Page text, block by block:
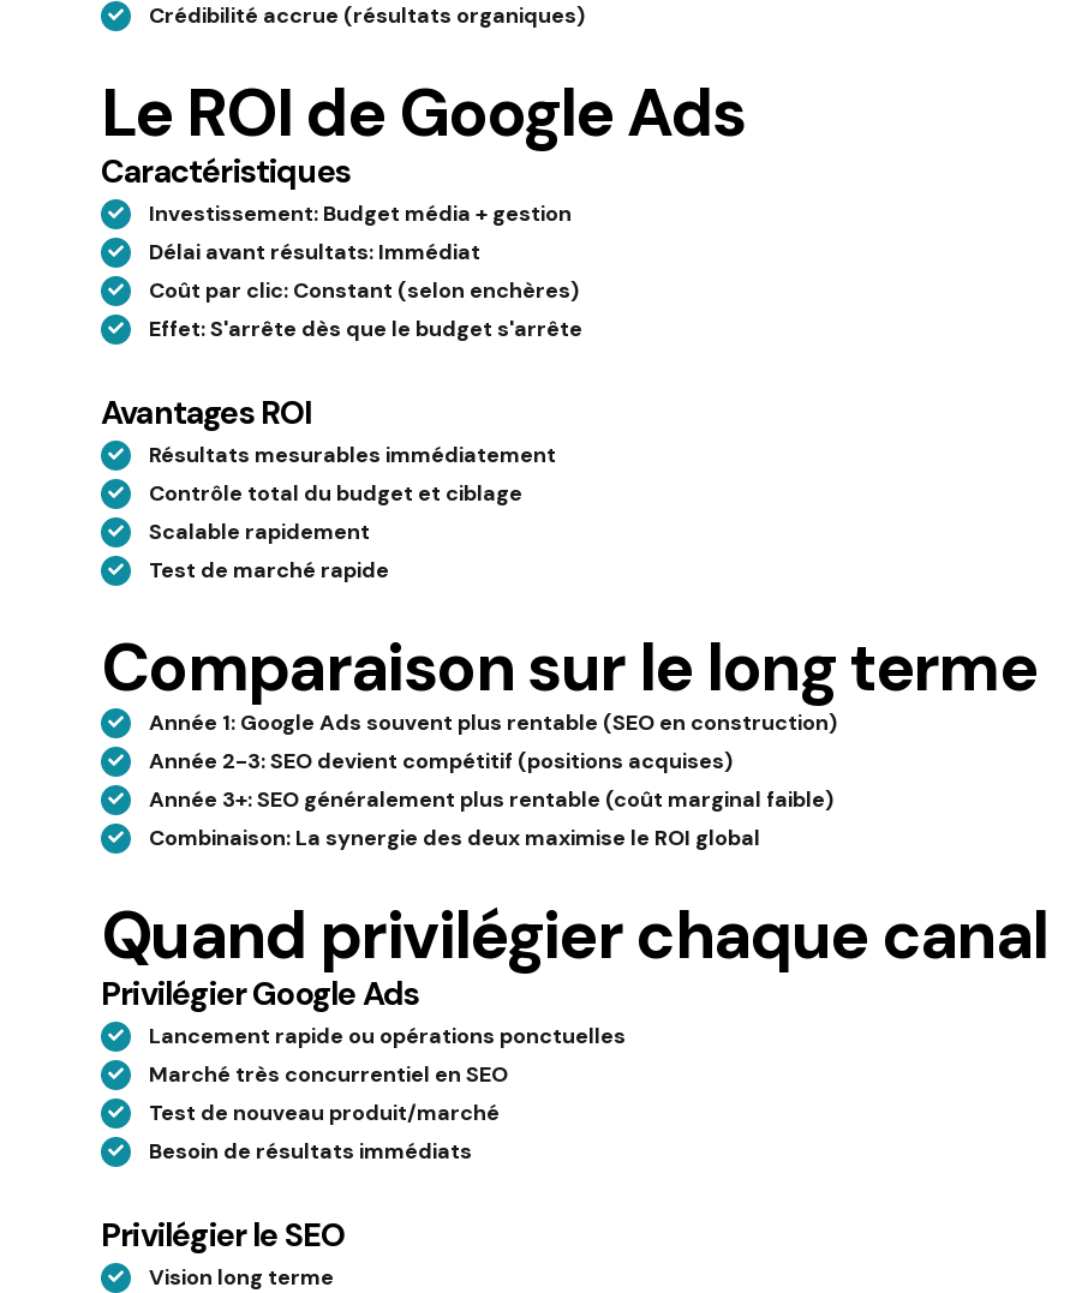
Crédibilité accrue (résultats organiques)
Le ROI de Google Ads
Caractéristiques
Investissement: Budget média + gestion
Délai avant résultats: Immédiat
Coût par clic: Constant (selon enchères)
Effet: S'arrête dès que le budget s'arrête
Avantages ROI
Résultats mesurables immédiatement
Contrôle total du budget et ciblage
Scalable rapidement
Test de marché rapide
Comparaison sur le long terme
Année 1: Google Ads souvent plus rentable (SEO en construction)
Année 2-3: SEO devient compétitif (positions acquises)
Année 3+: SEO généralement plus rentable (coût marginal faible)
Combinaison: La synergie des deux maximise le ROI global
Quand privilégier chaque canal
Privilégier Google Ads
Lancement rapide ou opérations ponctuelles
Marché très concurrentiel en SEO
Test de nouveau produit/marché
Besoin de résultats immédiats
Privilégier le SEO
Vision long terme